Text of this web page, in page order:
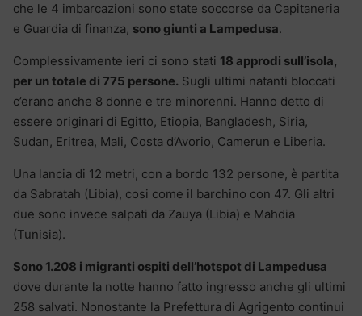
che le 4 imbarcazioni sono state soccorse da Capitaneria
e Guardia di finanza, sono giunti a Lampedusa.
Complessivamente ieri ci sono stati 18 approdi sull’isola,
per un totale di 775 persone. Sugli ultimi natanti bloccati
c’erano anche 8 donne e tre minorenni. Hanno detto di
essere originari di Egitto, Etiopia, Bangladesh, Siria,
Sudan, Eritrea, Mali, Costa d’Avorio, Camerun e Liberia.
Una lancia di 12 metri, con a bordo 132 persone, è partita
da Sabratah (Libia), cosi come il barchino con 47. Gli altri
due sono invece salpati da Zauya (Libia) e Mahdia
(Tunisia).
Sono 1.208 i migranti ospiti dell’hotspot di Lampedusa
dove durante la notte hanno fatto ingresso anche gli ultimi
258 salvati. Nonostante la Prefettura di Agrigento continui